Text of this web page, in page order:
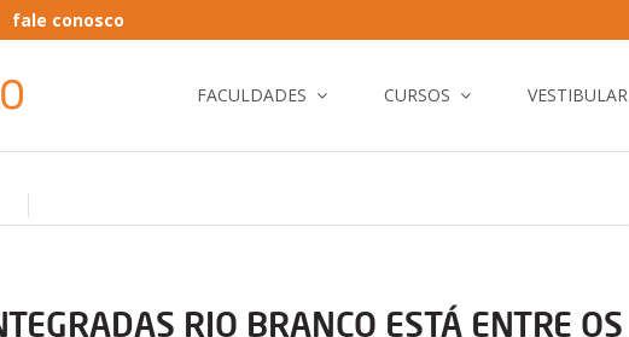
fale conosco
FACULDADES CURSOS VESTIBULAR
RIO BRANCO ESTÁ ENTRE OS